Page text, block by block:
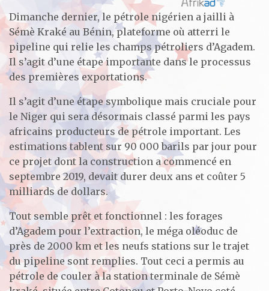
Dimanche dernier, le pétrole nigérien a jailli à
Sémè Kraké au Bénin, plateforme où atterri le
pipeline qui relie les champs pétroliers d’Agadem.
Il s’agit d’une étape importante dans le processus
des premières exportations.
Il s’agit d’une étape symbolique mais cruciale pour
le Niger qui sera désormais classé parmi les pays
africains producteurs de pétrole important. Les
estimations tablent sur 90 000 barils par jour pour
ce projet dont la construction a commencé en
septembre 2019, devait durer deux ans et coûter 5
milliards de dollars.
Tout semble prêt et fonctionnel : les forages
d’Agadem pour l’extraction, le méga oléoduc de
près de 2000 km et les neufs stations sur le trajet
du pipeline sont remplies. Tout ceci a permis au
pétrole de couler à la station terminale de Sémè